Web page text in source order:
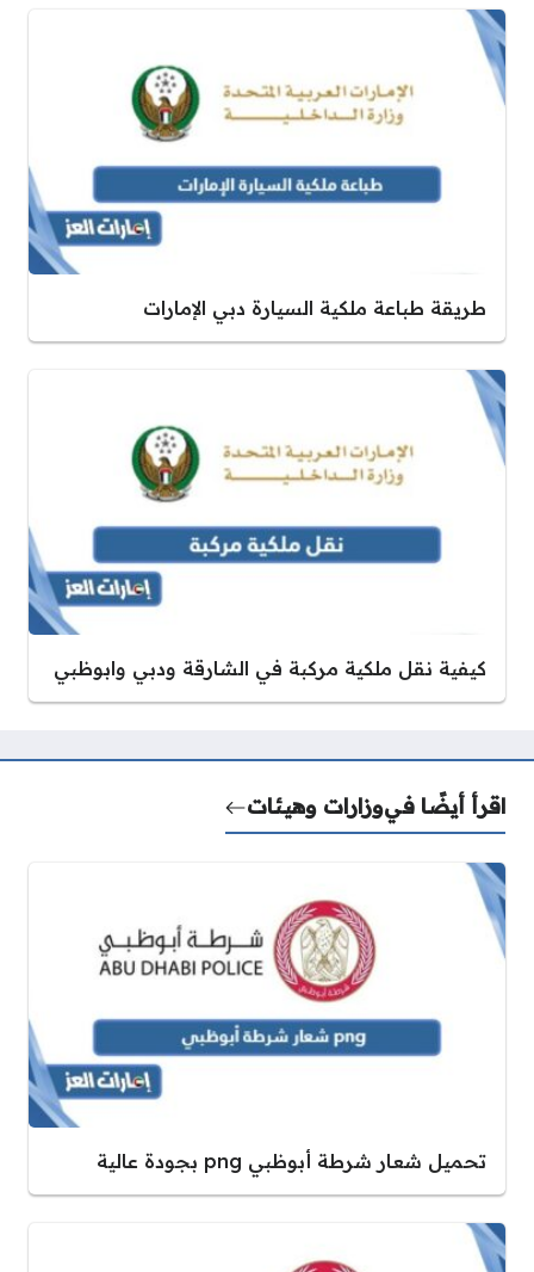
طريقة طباعة ملكية السيارة دبي الإمارات
كيفية نقل ملكية مركبة في الشارقة ودبي وابوظبي
اقرأ أيضًا فيوزارات وهيئات
تحميل شعار شرطة أبوظبي png بجودة عالية